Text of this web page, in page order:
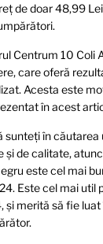
de doar 48,99
Centrum 10 Coli
care oferă
Acesta este
în acest
sunteți în
și de calitate,
este cel mai
Este cel mai util
și merită să fie